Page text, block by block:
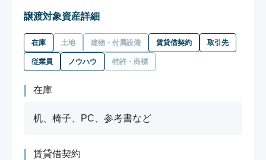
譲渡対象資産詳細
在庫 土地 建物・付属設備 賃貸借契約 取引先
従業員 ノウハウ 特許・商標
在庫
机、椅子、PC、参考書など
賃貸借契約